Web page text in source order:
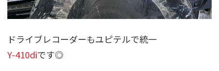
ドライブレコーダーもユピテルで統一
Y-410diです◎